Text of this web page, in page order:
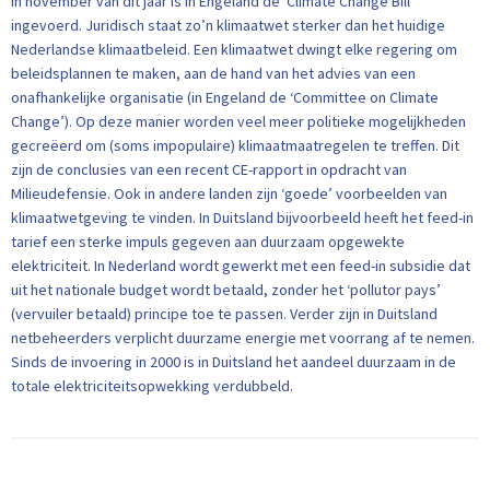
ingevoerd. Juridisch staat zo’n klimaatwet sterker dan het huidige
Nederlandse klimaatbeleid. Een klimaatwet dwingt elke regering om
beleidsplannen te maken, aan de hand van het advies van een
onafhankelijke organisatie (in Engeland de ‘Committee on Climate
Change’). Op deze manier worden veel meer politieke mogelijkheden
gecreëerd om (soms impopulaire) klimaatmaatregelen te treffen. Dit
zijn de conclusies van een recent CE-rapport in opdracht van
Milieudefensie. Ook in andere landen zijn ‘goede’ voorbeelden van
klimaatwetgeving te vinden. In Duitsland bijvoorbeeld heeft het feed-in
tarief een sterke impuls gegeven aan duurzaam opgewekte
elektriciteit. In Nederland wordt gewerkt met een feed-in subsidie dat
uit het nationale budget wordt betaald, zonder het ‘pollutor pays’
(vervuiler betaald) principe toe te passen. Verder zijn in Duitsland
netbeheerders verplicht duurzame energie met voorrang af te nemen.
Sinds de invoering in 2000 is in Duitsland het aandeel duurzaam in de
totale elektriciteitsopwekking verdubbeld.